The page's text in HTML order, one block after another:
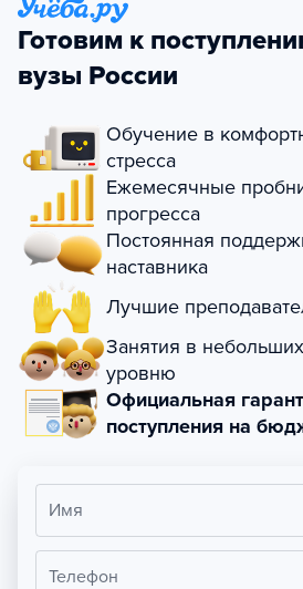
Готовим к
вузы России
Обучение в
стресса
Ежемесячные
прогресса
Постоянная
наставника
Лучшие
Занятия в
уровню
Официальная
поступления на
Имя
Телефон